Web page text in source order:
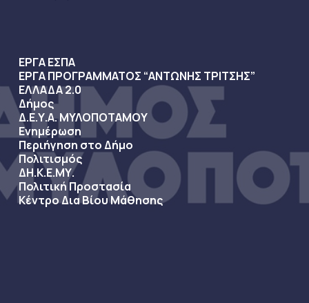
ΕΡΓΑ ΕΣΠΑ
ΕΡΓΑ ΠΡΟΓΡΑΜΜΑΤΟΣ “ΑΝΤΩΝΗΣ ΤΡΙΤΣΗΣ”
ΕΛΛΑΔΑ 2.0
Δήμος
Δ.Ε.Υ.Α. ΜΥΛΟΠΟΤΑΜΟΥ
Ενημέρωση
Περιήγηση στο Δήμο
Πολιτισμός
ΔΗ.Κ.Ε.ΜΥ.
Πολιτική Προστασία
Κέντρο Δια Βίου Μάθησης